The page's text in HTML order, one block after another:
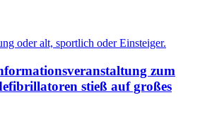
oder alt, sportlich oder Einsteiger.
zum
stieß auf großes